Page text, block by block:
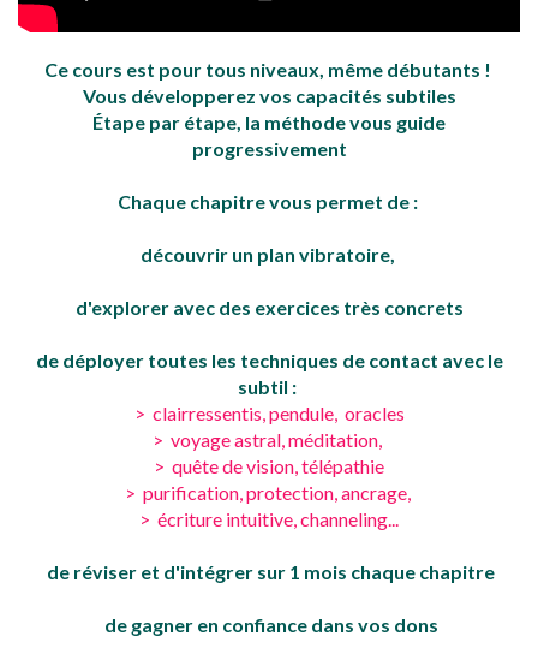
Ce cours est pour tous niveaux, même débutants !
Vous développerez vos capacités subtiles
Étape par étape, la méthode vous guide
progressivement
Chaque chapitre vous permet de :
découvrir un plan vibratoire,
d'explorer avec des exercices très concrets
de déployer toutes les techniques de contact avec le
subtil :
> clairressentis, pendule, oracles
> voyage astral, méditation,
> quête de vision, télépathie
> purification, protection, ancrage,
> écriture intuitive, channeling...
de réviser et d'intégrer sur 1 mois chaque chapitre
de gagner en confiance dans vos dons